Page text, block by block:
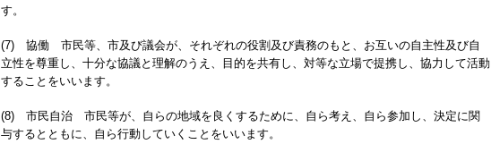
す。
(7) 協働 市民等、市及び議会が、それぞれの役割及び責務のもと、お互いの自主性及び自
立性を尊重し、十分な協議と理解のうえ、目的を共有し、対等な立場で提携し、協力して活動
することをいいます。
(8) 市民自治 市民等が、自らの地域を良くするために、自ら考え、自ら参加し、決定に関
与するとともに、自ら行動していくことをいいます。